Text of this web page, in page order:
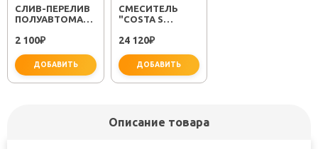
CЛИВ-ПЕРЕЛИВ
ПОЛУАВТОМАТ
2 100₽
ДОБАВИТЬ
СМЕСИТЕЛЬ
"COSTA S
24 120₽
ДОБАВИТЬ
Описание товара